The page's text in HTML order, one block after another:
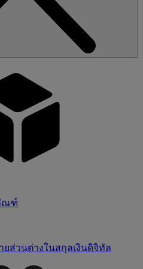
ณฑ์
ส่วนต่างในสกุลเงินดิจิทัล